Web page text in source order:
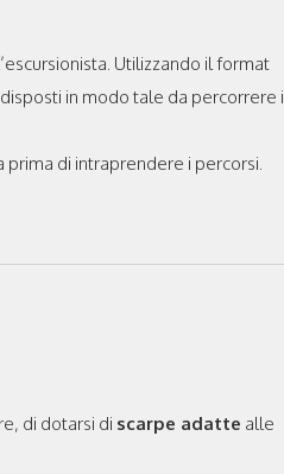
Utilizzando il format
in modo tale da percorrere i
di intraprendere i percorsi.
di dotarsi di scarpe adatte alle